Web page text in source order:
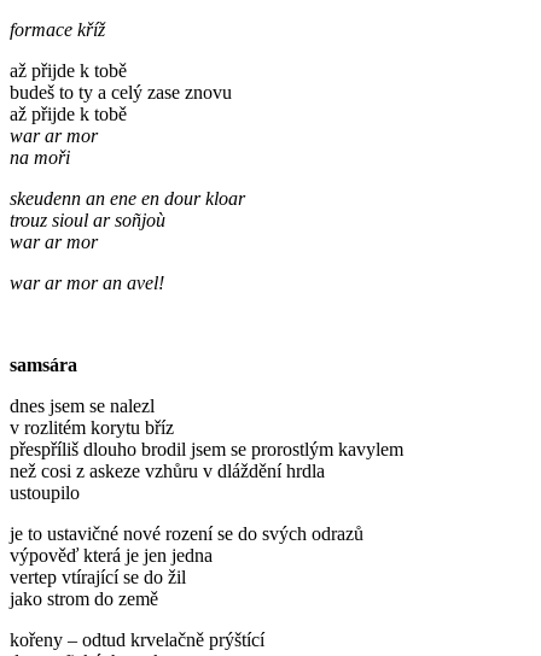
formace kříž
až přijde k tobě
budeš to ty a celý zase znovu
až přijde k tobě
war ar mor
na moři
skeudenn an ene en dour kloar
trouz sioul ar soñjoù
war ar mor
war ar mor an avel!
samsára
dnes jsem se nalezl
v rozlitém korytu bříz
přespříliš dlouho brodil jsem se prorostlým kavylem
než cosi z askeze vzhůru v dláždění hrdla
ustoupilo
je to ustavičné nové rození se do svých odrazů
výpověď která je jen jedna
vertep vtírající se do žil
jako strom do země
kořeny – odtud krvelačně prýštící